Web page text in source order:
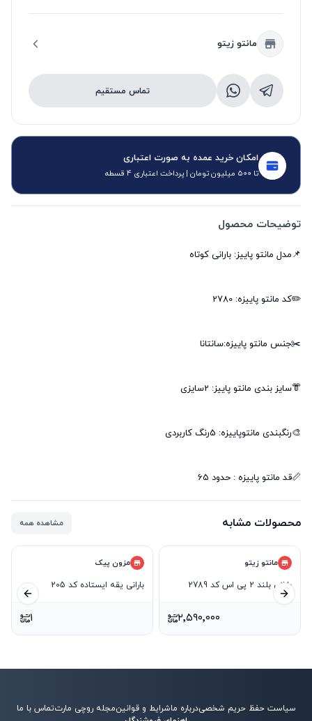
مانتو زیتو
تماس مستقیم
امکان خرید عمده به صورت اعتباری
تا 500 میلیون تومان | پرداخت اعتباری 4 قسطه
توضیحات محصول
📏قد مانتو پاییزه : حدود 65
محصولات مشابه مشاهده همه
مزون پیک
بارانی یقه ایستاده کد 205
۱
مانتو زیتو
بارانی بلند 2 پی اس کد 2789
۲٬۵۹۰٬۰۰۰
اسلاید قبلی بعدی
سیاست حفظ حریم شخصیدرباره ماشرایط و قوانینمجله روچی مارتتماس با ما